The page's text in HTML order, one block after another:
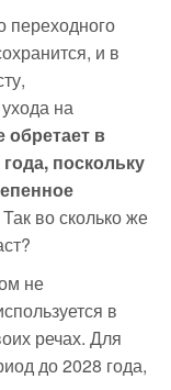
переходного
и в
на
обретает в
поскольку
Так во сколько же
не
в
речах. Для
до 2028 года,